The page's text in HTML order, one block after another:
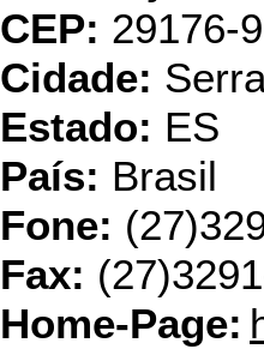
CEP: 29176-
Cidade:
Estado: ES
País: Brasil
Fone:
Fax:
Home-Page: